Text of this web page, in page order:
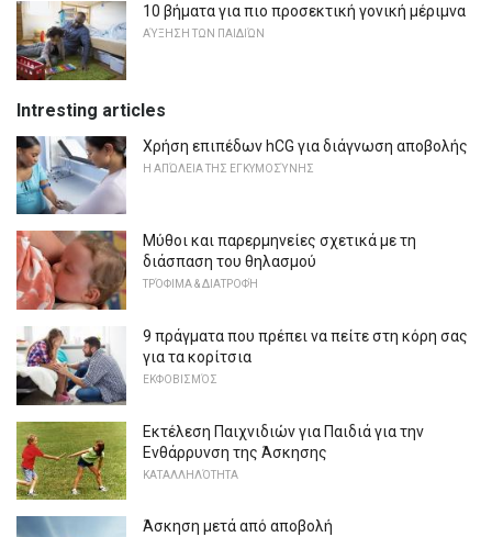
10 βήματα για πιο προσεκτική γονική μέριμνα
ΑΎΞΗΣΗ ΤΩΝ ΠΑΙΔΙΏΝ
Intresting articles
Χρήση επιπέδων hCG για διάγνωση αποβολής
Η ΑΠΏΛΕΙΑ ΤΗΣ ΕΓΚΥΜΟΣΎΝΗΣ
Μύθοι και παρερμηνείες σχετικά με τη
διάσπαση του θηλασμού
ΤΡΌΦΙΜΑ & ΔΙΑΤΡΟΦΉ
9 πράγματα που πρέπει να πείτε στη κόρη σας
για τα κορίτσια
ΕΚΦΟΒΙΣΜΌΣ
Εκτέλεση Παιχνιδιών για Παιδιά για την
Ενθάρρυνση της Άσκησης
ΚΑΤΑΛΛΗΛΌΤΗΤΑ
Άσκηση μετά από αποβολή